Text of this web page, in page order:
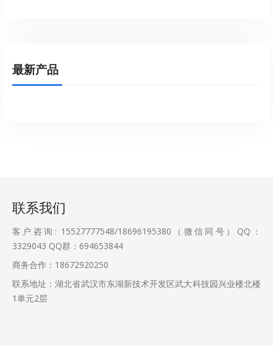
最新产品
联系我们
客户咨询: 15527777548/18696195380（微信同号）QQ：
3329043 QQ群：694653844
商务合作：18672920250
联系地址：湖北省武汉市东湖新技术开发区武大科技园兴业楼北楼
1单元2层